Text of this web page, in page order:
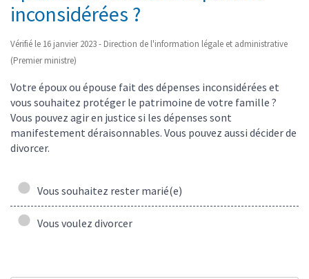
inconsidérées ?
Vérifié le 16 janvier 2023 - Direction de l'information légale et administrative
(Premier ministre)
Votre époux ou épouse fait des dépenses inconsidérées et
vous souhaitez protéger le patrimoine de votre famille ?
Vous pouvez agir en justice si les dépenses sont
manifestement déraisonnables. Vous pouvez aussi décider de
divorcer.
Vous souhaitez rester marié(e)
Vous voulez divorcer